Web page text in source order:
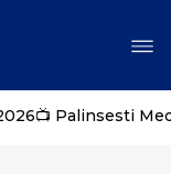
📺 Palinsesti